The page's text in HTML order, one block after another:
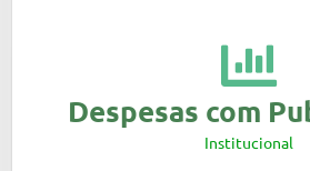
Despesas com
Institucional